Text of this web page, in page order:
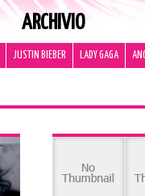
ARCHIVIO
JUSTIN BIEBER LADY GAGA